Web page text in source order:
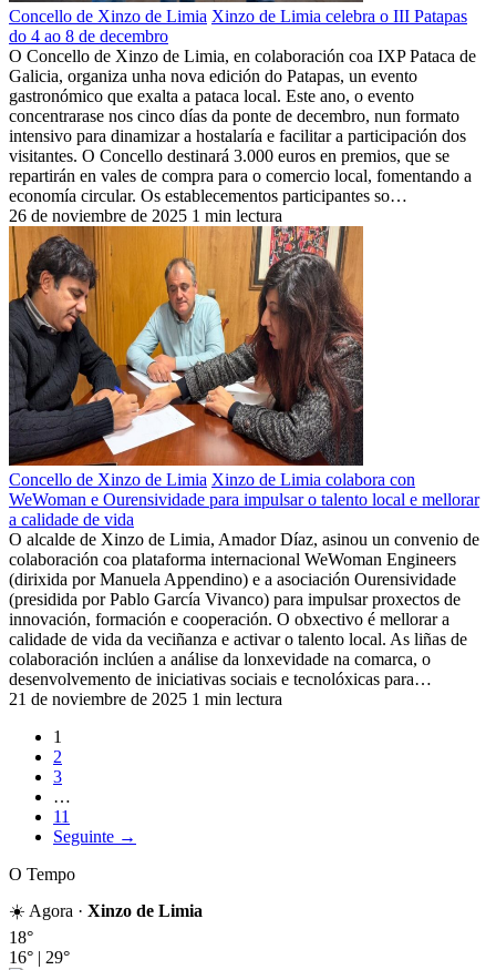
Concello de Xinzo de Limia Xinzo de Limia celebra o III Patapas
do 4 ao 8 de decembro
O Concello de Xinzo de Limia, en colaboración coa IXP Pataca de
Galicia, organiza unha nova edición do Patapas, un evento
gastronómico que exalta a pataca local. Este ano, o evento
concentrarase nos cinco días da ponte de decembro, nun formato
intensivo para dinamizar a hostalaría e facilitar a participación dos
visitantes. O Concello destinará 3.000 euros en premios, que se
repartirán en vales de compra para o comercio local, fomentando a
economía circular. Os establecementos participantes so…
26 de noviembre de 2025 1 min lectura
Concello de Xinzo de Limia Xinzo de Limia colabora con
WeWoman e Ourensividade para impulsar o talento local e mellorar
a calidade de vida
O alcalde de Xinzo de Limia, Amador Díaz, asinou un convenio de
colaboración coa plataforma internacional WeWoman Engineers
(dirixida por Manuela Appendino) e a asociación Ourensividade
(presidida por Pablo García Vivanco) para impulsar proxectos de
innovación, formación e cooperación. O obxectivo é mellorar a
calidade de vida da veciñanza e activar o talento local. As liñas de
colaboración inclúen a análise da lonxevidade na comarca, o
desenvolvemento de iniciativas sociais e tecnolóxicas para…
21 de noviembre de 2025 1 min lectura
1
2
3
…
11
Seguinte →
O Tempo
☀️ Agora · Xinzo de Limia
18°
16° | 29°